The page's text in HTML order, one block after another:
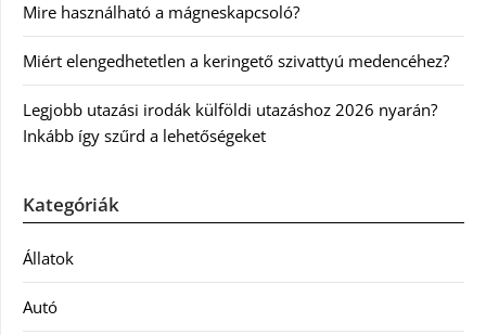
Mire használható a mágneskapcsoló?
Miért elengedhetetlen a keringető szivattyú medencéhez?
Legjobb utazási irodák külföldi utazáshoz 2026 nyarán?
Inkább így szűrd a lehetőségeket
Kategóriák
Állatok
Autó